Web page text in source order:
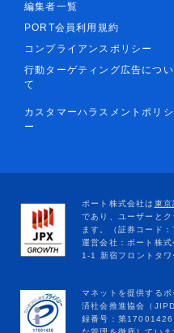
編集者一覧
PORT会員利用規約
コンプライアンスポリシー
行動ターゲティング広告につい
て
カスタマーハラスメントポリシ
ー